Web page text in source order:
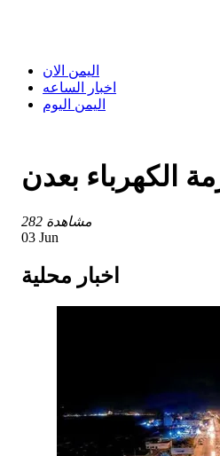
اليمن الان
اخبار الساعه
اليمن اليوم
الكهرباء بعدن
282 مشاهدة
03 Jun
اخبار محلية